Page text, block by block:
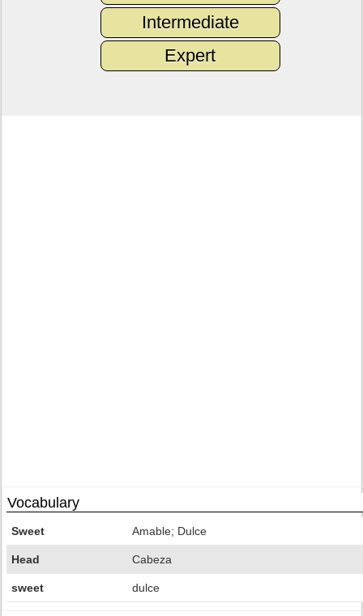
Intermediate
Expert
Vocabulary
Sweet Amable; Dulce
Head Cabeza
sweet dulce